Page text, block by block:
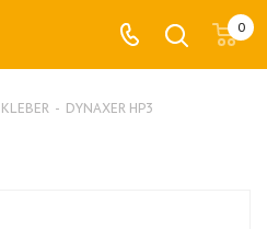
0
KLEBER - DYNAXER HP3